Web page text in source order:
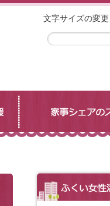
文字サイズの変更